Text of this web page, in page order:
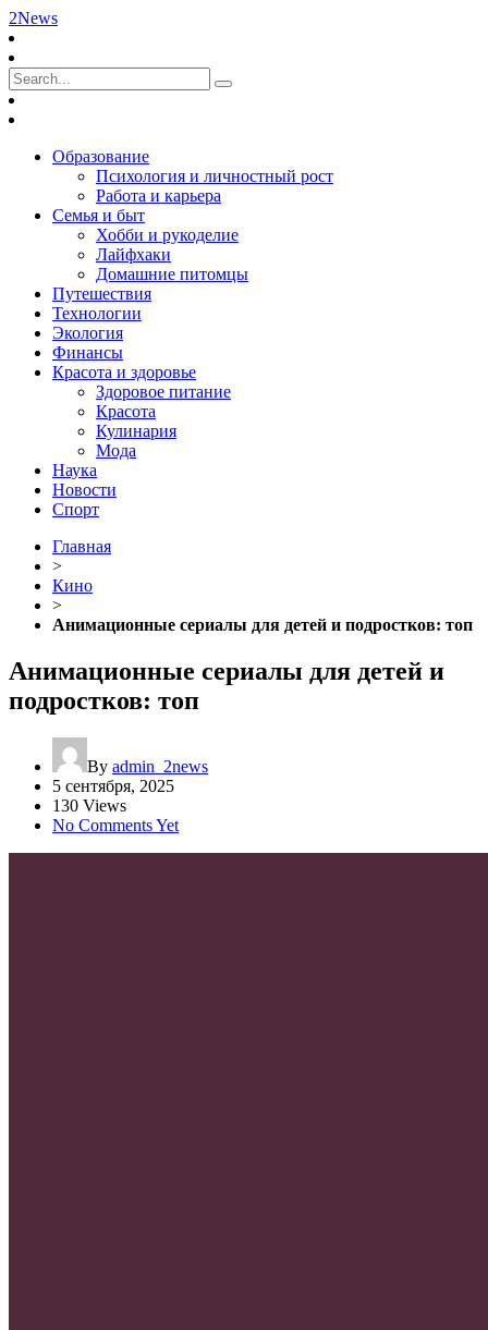
2News
Образование
Психология и личностный рост
Работа и карьера
Семья и быт
Хобби и рукоделие
Лайфхаки
Домашние питомцы
Путешествия
Технологии
Экология
Финансы
Красота и здоровье
Здоровое питание
Красота
Кулинария
Мода
Наука
Новости
Спорт
Главная
>
Кино
>
Анимационные сериалы для детей и подростков: топ
Анимационные сериалы для детей и
подростков: топ
By admin_2news
5 сентября, 2025
130 Views
No Comments Yet